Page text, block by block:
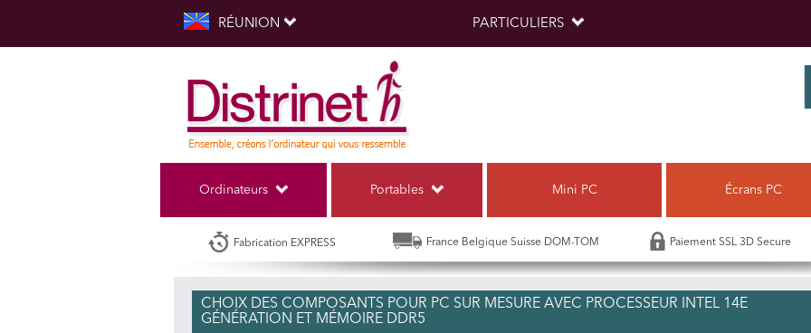
RÉUNION PARTICULIERS
Ordinateurs Portables Mini PC Écrans PC
Fabrication EXPRESS France Belgique Suisse DOM-TOM Paiement SSL 3D Secure
CHOIX DES COMPOSANTS POUR PC SUR MESURE AVEC PROCESSEUR INTEL 14E
GÉNÉRATION ET MÉMOIRE DDR5